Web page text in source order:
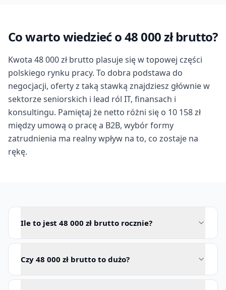
Co warto wiedzieć o 48 000 zł brutto?
Kwota 48 000 zł brutto plasuje się w topowej części
polskiego rynku pracy. To dobra podstawa do
negocjacji, oferty z taką stawką znajdziesz głównie w
sektorze seniorskich i lead ról IT, finansach i
konsultingu. Pamiętaj że netto różni się o 10 158 zł
między umową o pracę a B2B, wybór formy
zatrudnienia ma realny wpływ na to, co zostaje na
rękę.
Ile to jest 48 000 zł brutto rocznie?
Czy 48 000 zł brutto to dużo?